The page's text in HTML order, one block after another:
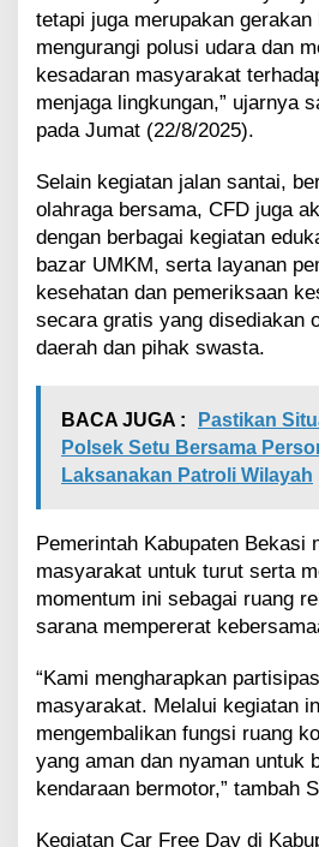
a
P
o
l
u
i
tetapi juga merupakan
mengurangi polusi udara dan
kesadaran masyarakat
menjaga lingkungan,” ujarnya
pada Jumat (22/8/2025).
Selain kegiatan jalan santai,
olahraga bersama, CFD juga
dengan berbagai kegiatan
bazar UMKM, serta layanan
kesehatan dan pemeriksaan
secara gratis yang disediakan
daerah dan pihak swasta.
BACA JUGA :
Pastikan
Polsek Setu Bersama
Laksanakan Patroli Wilayah
Pemerintah Kabupaten Bekasi
masyarakat untuk turut serta
momentum ini sebagai ruang
sarana mempererat
“Kami mengharapkan
masyarakat. Melalui kegiatan
mengembalikan fungsi ruang
yang aman dan nyaman untuk
kendaraan bermotor,” tambah
Kegiatan Car Free Day di